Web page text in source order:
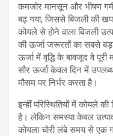
कमजोर मानसून और भीषण
बढ़ गया, जिससे बिजली की
कोयले से होने वाला बिजली
की ऊर्जा जरूरतों का सबसे
ऊर्जा में वृद्धि के बावजूद वे
सौर ऊर्जा केवल दिन में
मौसम पर निर्भर करता है।
इन्हीं परिस्थितियों में कोयले
है। लेकिन समस्या केवल
कोयला चोरी लंबे समय से एक